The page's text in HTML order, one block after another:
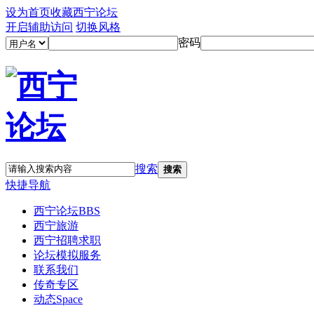
设为首页收藏西宁论坛
开启辅助访问 切换风格
密码
搜索 搜索
快捷导航
西宁论坛BBS
西宁旅游
西宁招聘求职
论坛模拟服务
联系我们
传奇专区
动态Space